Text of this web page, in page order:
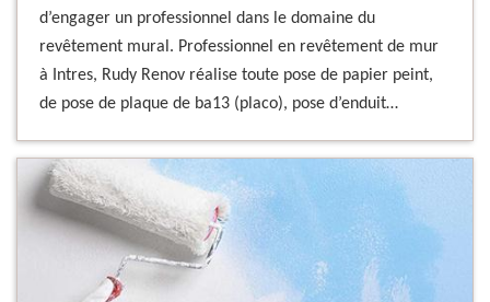
d’engager un professionnel dans le domaine du
revêtement mural. Professionnel en revêtement de mur
à Intres, Rudy Renov réalise toute pose de papier peint,
de pose de plaque de ba13 (placo), pose d’enduit…